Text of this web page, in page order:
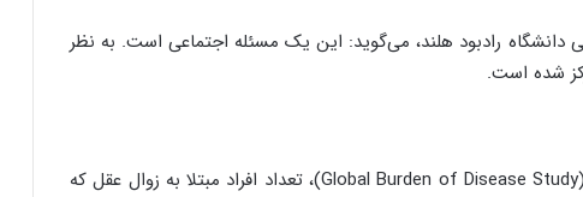
رادبود هلند، می‌گوید: این یک مسئله اجتماعی است. به نظر
شده است.
بر اساس برآوردهای مطالعه بار جهانی بیماری‌ها (Global Burden of Disease Study)، تعداد افراد مبتلا به زوال عقل که